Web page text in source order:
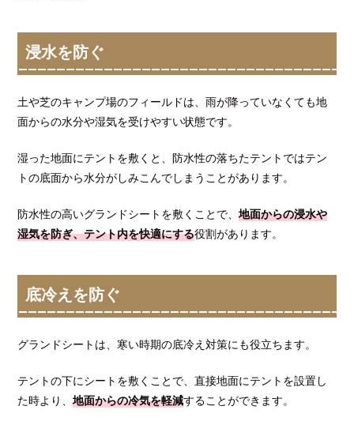
浸水を防ぐ
土や芝のキャンプ場のフィールドは、雨が降っていなくても地
面からの水分や湿気を受けやすい状態です。
湿った地面にテントを敷くと、防水性の落ちたテントではテン
トの底面から水分がしみこんでしまうことがあります。
防水性の高いグランドシートを敷くことで、地面からの浸水や
湿気を防ぎ、テント内を快適にする役割があります。
底冷えを防ぐ
グランドシートは、寒い時期の底冷え対策にも役立ちます。
テントの下にシートを敷くことで、直接地面にテントを設置し
た時より、地面からの冷気を軽減することができます。